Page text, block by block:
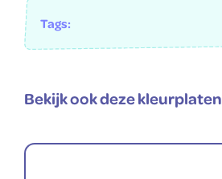
Tags:
Bekijk ook deze kleurplaten